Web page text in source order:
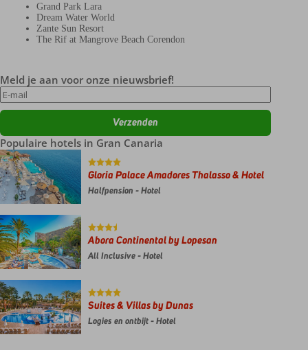
Grand Park Lara
Dream Water World
Zante Sun Resort
The Rif at Mangrove Beach Corendon
Meld je aan voor onze nieuwsbrief!
Populaire hotels in Gran Canaria
Gloria Palace Amadores Thalasso & Hotel
Halfpension - Hotel
Abora Continental by Lopesan
All Inclusive - Hotel
Suites & Villas by Dunas
Logies en ontbijt - Hotel